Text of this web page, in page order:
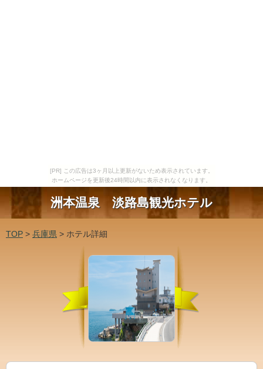
[PR] この広告は3ヶ月以上更新がないため表示されています。
ホームページを更新後24時間以内に表示されなくなります。
洲本温泉 淡路島観光ホテル
TOP > 兵庫県 > ホテル詳細